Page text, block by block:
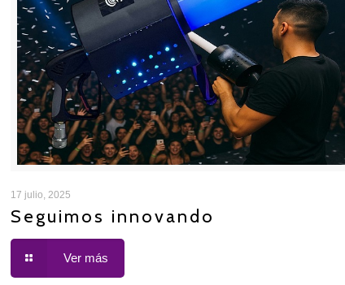
17 julio, 2025
Seguimos innovando
Ver más